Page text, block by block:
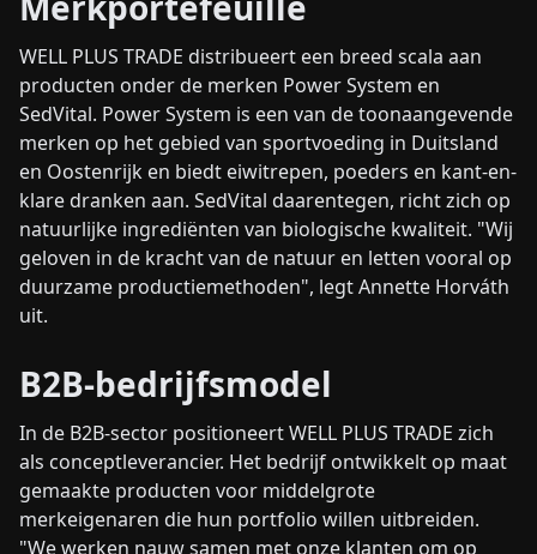
WELL PLUS TRADE distribueert een breed scala aan
producten onder de merken Power System en
SedVital. Power System is een van de toonaangevende
merken op het gebied van sportvoeding in Duitsland
en Oostenrijk en biedt eiwitrepen, poeders en kant-en-
klare dranken aan. SedVital daarentegen, richt zich op
natuurlijke ingrediënten van biologische kwaliteit. "Wij
geloven in de kracht van de natuur en letten vooral op
duurzame productiemethoden", legt Annette Horváth
uit.
B2B-bedrijfsmodel
In de B2B-sector positioneert WELL PLUS TRADE zich
als conceptleverancier. Het bedrijf ontwikkelt op maat
gemaakte producten voor middelgrote
merkeigenaren die hun portfolio willen uitbreiden.
"We werken nauw samen met onze klanten om op